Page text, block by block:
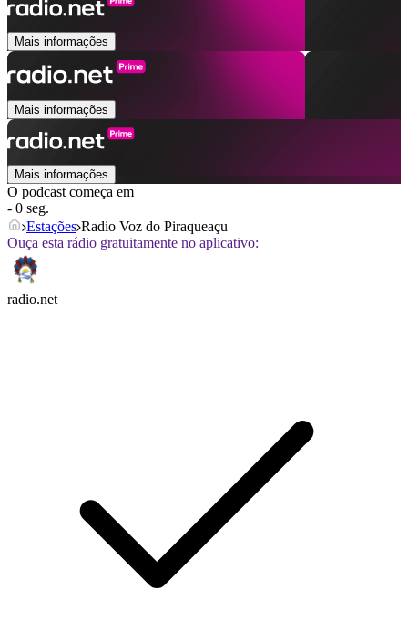
Mais informações
Mais informações
Mais informações
O podcast começa em
- 0 seg.
Estações Radio Voz do Piraqueaçu
Ouça esta rádio gratuitamente no aplicativo:
radio.net